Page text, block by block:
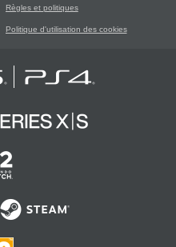
Règles et politiques
Politique d'utilisation des cookies